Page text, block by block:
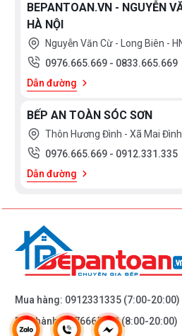
BEPANTOAN.VN - NGUYỄN
HÀ NỘI
Nguyễn Văn Cừ - Long Biên -
0976.665.669 - 0833.665.669
Dẫn đường
BẾP AN TOÀN SÓC SƠN
Thôn Hương Đình - Xã Mai
0976.665.669 - 0912.331.335
Dẫn đường
Mua hàng: 0912331335 (7:00-20:00)
Bảo hành:0976665669(8:00-20:00)